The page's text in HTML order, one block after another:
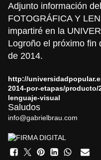
Adjunto información
FOTOGRÁFICA Y
impartiré en la
Logroño el próximo fin
de 2014.
http://
2014-por-etapas/producto/
lenguaje-visual
Saludos
info@gabrielbrau.com